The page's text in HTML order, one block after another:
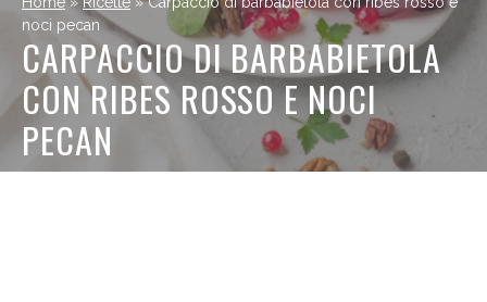
noci pecan
CARPACCIO DI BARBABIETOLA
CON RIBES ROSSO E NOCI
PECAN